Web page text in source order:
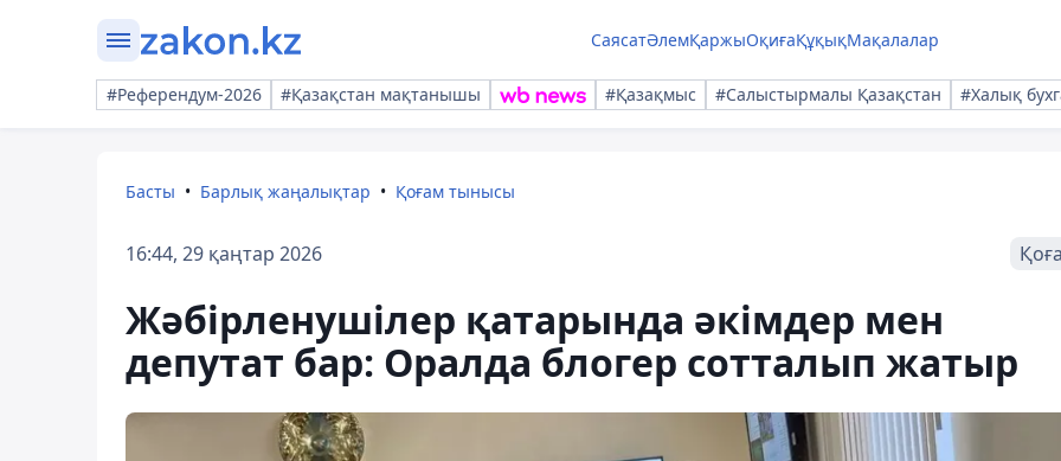
СаясатӘлемҚаржыОқиғаҚұқықМақалалар
#Референдум-2026 #Қазақстан мақтанышы #Қазақмыс #Салыстырмалы Қазақстан #Халық
Басты Барлық жаңалықтар Қоғам тынысы
16:44, 29 қаңтар 2026
Жәбірленушілер қатарында әкімдер мен
депутат бар: Оралда блогер сотталып жатыр